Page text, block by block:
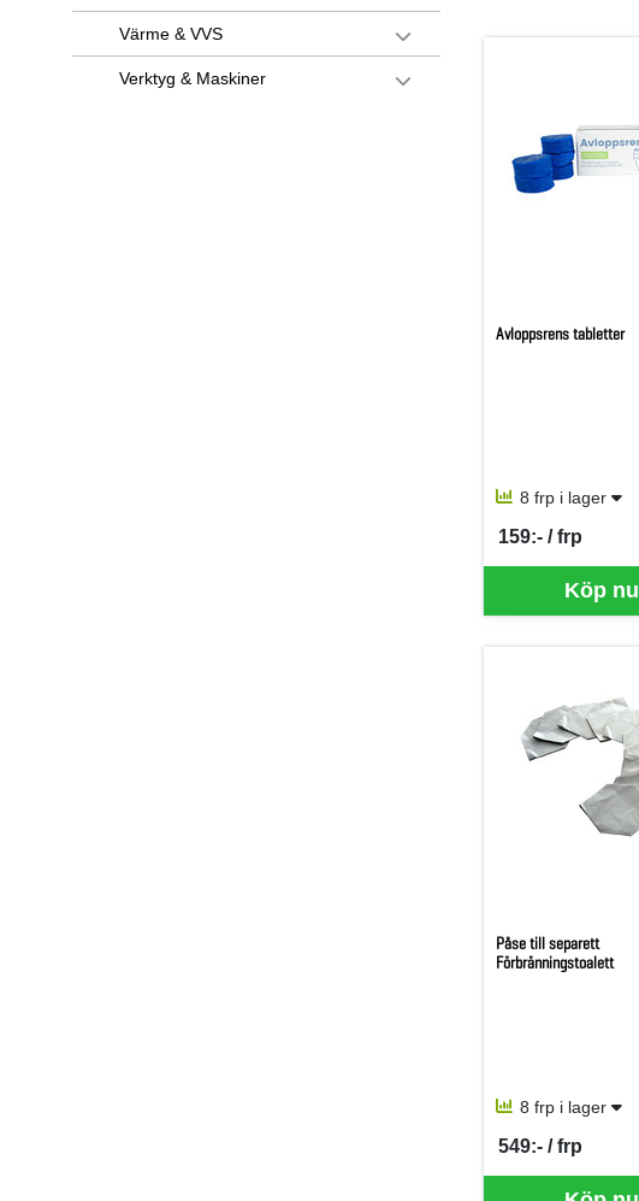
Värme & VVS
Verktyg & Maskiner
Avloppsrens tabletter
8 frp i lager
Köp nu
159:- / frp
SEK per FRP
Påse till separett
Förbränningstoalett
8 frp i lager
549:- / frp
SEK per FRP